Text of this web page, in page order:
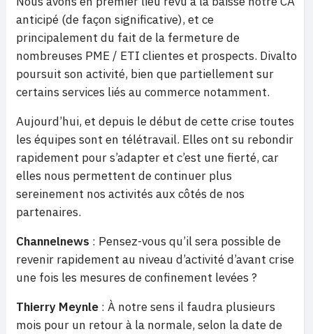
anticipé (de façon significative), et ce
principalement du fait de la fermeture de
nombreuses PME / ETI clientes et prospects. Divalto
poursuit son activité, bien que partiellement sur
certains services liés au commerce notamment.
Aujourd’hui, et depuis le début de cette crise toutes
les équipes sont en télétravail. Elles ont su rebondir
rapidement pour s’adapter et c’est une fierté, car
elles nous permettent de continuer plus
sereinement nos activités aux côtés de nos
partenaires.
Channelnews : Pensez-vous qu’il sera possible de
revenir rapidement au niveau d’activité d’avant crise
une fois les mesures de confinement levées ?
Thierry Meynle : À notre sens il faudra plusieurs
mois pour un retour à la normale, selon la date de